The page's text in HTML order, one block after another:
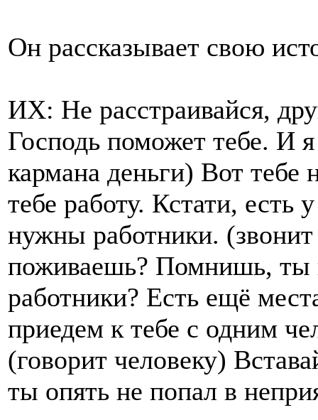
Он рассказывает свою
ИХ: Не расстраивайся,
Господь поможет тебе. И
кармана деньги) Вот тебе
тебе работу. Кстати,
нужны работники.
поживаешь? Помнишь, ты
работники? Есть ещё
приедем к тебе с одним
(говорит человеку)
ты опять не попал в